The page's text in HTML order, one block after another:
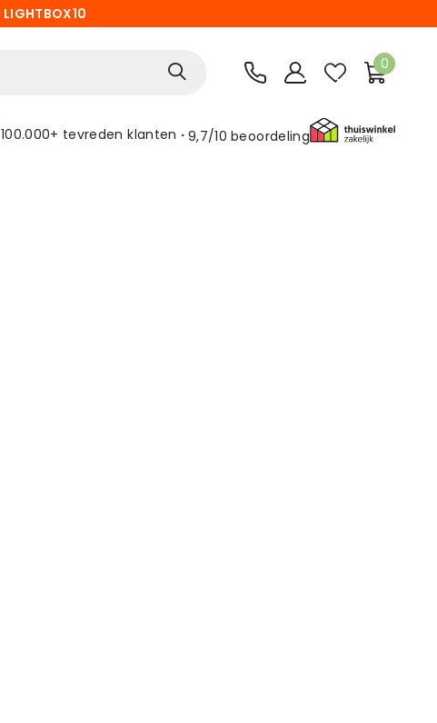
LIGHTBOX10
0
100.000+ tevreden klanten 9,7/10 beoordeling